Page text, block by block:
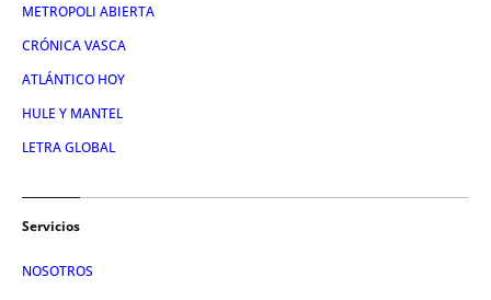
METROPOLI ABIERTA
CRÓNICA VASCA
ATLÁNTICO HOY
HULE Y MANTEL
LETRA GLOBAL
Servicios
NOSOTROS